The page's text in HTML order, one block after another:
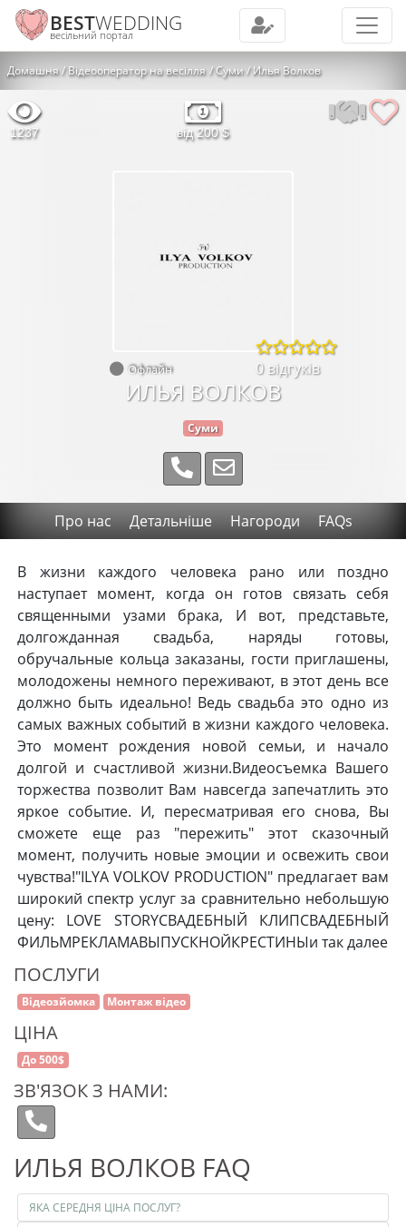
BESTWEDDING
весільний портал
Домашня Відеооператор на весілля Суми Илья Волков
1237 від 200 $
Офлайн 0 відгуків
ИЛЬЯ ВОЛКОВ
Суми
Про нас Детальніше Нагороди FAQs
В жизни каждого человека рано или поздно
наступает момент, когда он готов связать себя
священными узами брака, И вот, представьте,
долгожданная свадьба, наряды готовы,
обручальные кольца заказаны, гости приглашены,
молодожены немного переживают, в этот день все
должно быть идеально! Ведь свадьба это одно из
самых важных событий в жизни каждого человека.
Это момент рождения новой семьи, и начало
долгой и счастливой жизни.Видеосъемка Вашего
торжества позволит Вам навсегда запечатлить это
яркое событие. И, пересматривая его снова, Вы
сможете еще раз "пережить" этот сказочный
момент, получить новые эмоции и освежить свои
чувства!"ILYA VOLKOV PRODUCTION" предлагает вам
широкий спектр услуг за сравнительно небольшую
цену: LOVE STORYСВАДЕБНЫЙ КЛИПСВАДЕБНЫЙ
ФИЛЬМРЕКЛАМАВЫПУСКНОЙКРЕСТИНЫи так далее
ПОСЛУГИ
Відеозйомка Монтаж відео
ЦІНА
До 500$
ЗВ'ЯЗОК З НАМИ:
ИЛЬЯ ВОЛКОВ FAQ
ЯКА СЕРЕДНЯ ЦІНА ПОСЛУГ?